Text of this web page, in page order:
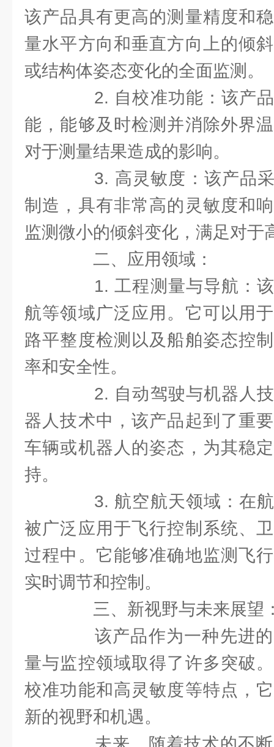
该产品具有更高的测量精度和
量水平方向和垂直方向上的倾
或结构体姿态变化的全面监测。
2. 自校准功能：该产品
能，能够及时检测并消除外界
对于测量结果造成的影响。
3. 高灵敏度：该产品采
制造，具有非常高的灵敏度和
监测微小的倾斜变化，满足对于
二、应用领域：
1. 工程测量与导航：该
航等领域广泛应用。它可以用
路平整度检测以及船舶姿态控
率和安全性。
2. 自动驾驶与机器人技
器人技术中，该产品起到了重
车辆或机器人的姿态，为其稳
持。
3. 航空航天领域：在航
被广泛应用于飞行控制系统、
过程中。它能够准确地监测飞
实时调节和控制。
三、新视野与未来展望
该产品作为一种先进的
量与监控领域取得了许多突破
校准功能和高灵敏度等特点，
新的视野和机遇。